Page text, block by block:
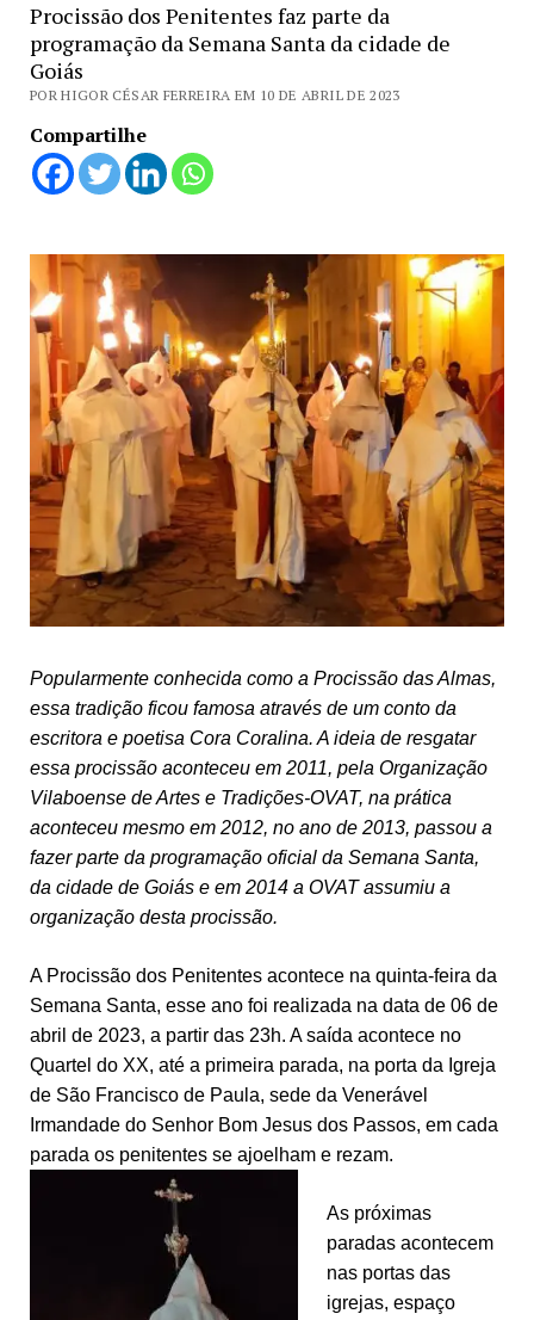
Procissão dos Penitentes faz parte da
programação da Semana Santa da cidade de
Goiás
POR HIGOR CÉSAR FERREIRA EM 10 DE ABRIL DE 2023
Compartilhe
Popularmente conhecida como a Procissão das Almas,
essa tradição ficou famosa através de um conto da
escritora e poetisa Cora Coralina. A ideia de resgatar
essa procissão aconteceu em 2011, pela Organização
Vilaboense de Artes e Tradições-OVAT, na prática
aconteceu mesmo em 2012, no ano de 2013, passou a
fazer parte da programação oficial da Semana Santa,
da cidade de Goiás e em 2014 a OVAT assumiu a
organização desta procissão.
A Procissão dos Penitentes acontece na quinta-feira da
Semana Santa, esse ano foi realizada na data de 06 de
abril de 2023, a partir das 23h. A saída acontece no
Quartel do XX, até a primeira parada, na porta da Igreja
de São Francisco de Paula, sede da Venerável
Irmandade do Senhor Bom Jesus dos Passos, em cada
parada os penitentes se ajoelham e rezam.
As próximas
paradas acontecem
nas portas das
igrejas, espaço